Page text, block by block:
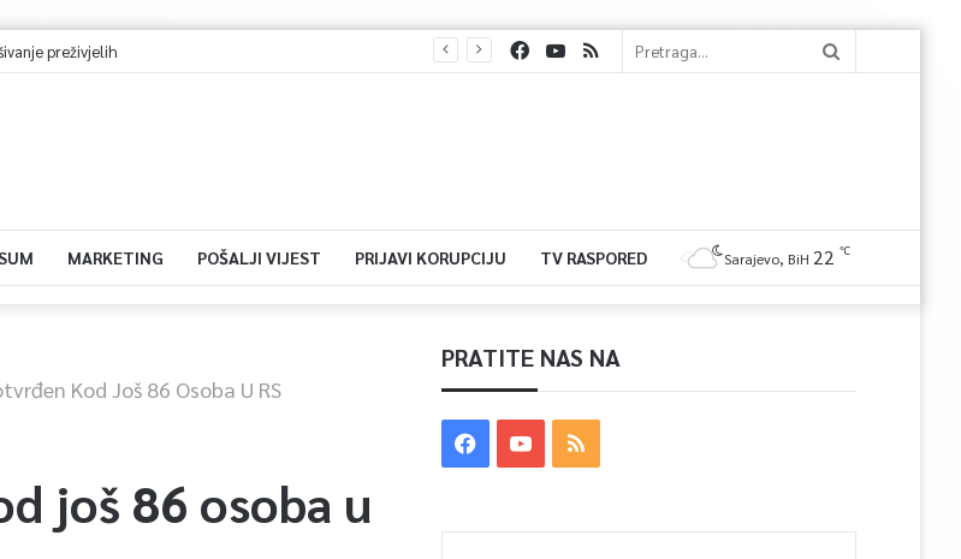
preživjelih
MARKETING POŠALJI VIJEST PRIJAVI KORUPCIJU TV RASPORED Sarajevo, BiH 22 ℃
Kod Još 86 Osoba U RS
još 86 osoba u
PRATITE NAS NA